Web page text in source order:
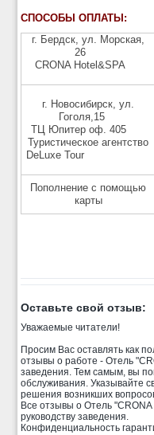
СПОСОБЫ ОПЛАТЫ:
г. Бердск, ул. Морская,
26
CRONA Hotel&SPA
г. Новосибирск, ул.
Гоголя,15
ТЦ Юпитер оф. 405
Туристическое агентство
DeLuxe Tour
Пополнение с помощью
карты
Оставьте свой отзыв:
Уважаемые читатели!
Просим Вас оставлять как
отзывы о работе - Отель
заведения. Тем самым, вы
обслуживания. Указывайте
решения возникших
Все отзывы о Отель
руководству заведения.
Конфиденциальность